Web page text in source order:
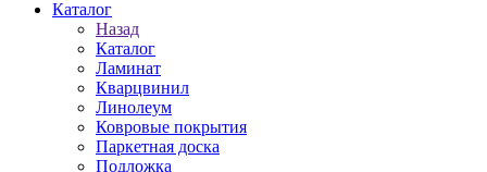
Каталог
Назад
Каталог
Ламинат
Кварцвинил
Линолеум
Ковровые покрытия
Паркетная доска
Подложка